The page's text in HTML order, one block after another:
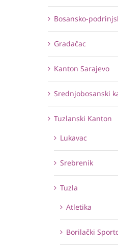
Bosansko-
Gradačac
Kanton Sarajevo
Srednjobosanski
Tuzlanski Kanton
Lukavac
Srebrenik
Tuzla
Atletika
Borilački